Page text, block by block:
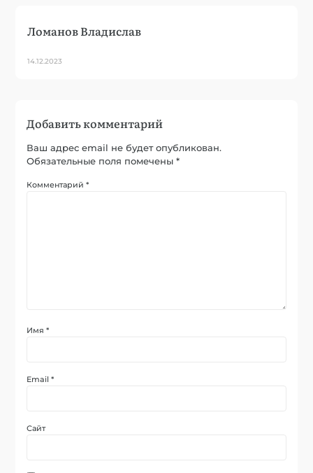
Ломанов Владислав
14.12.2023
Добавить комментарий
Ваш адрес email не будет опубликован.
Обязательные поля помечены*
Комментарий*
Имя*
Email*
Сайт